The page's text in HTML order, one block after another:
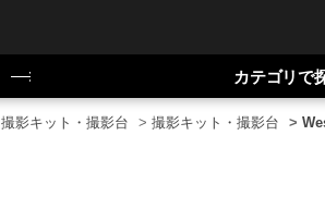
カテゴリで
撮影キット・撮影台 > 撮影キット・撮影台 >